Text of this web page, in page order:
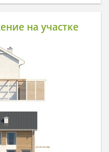
на участке